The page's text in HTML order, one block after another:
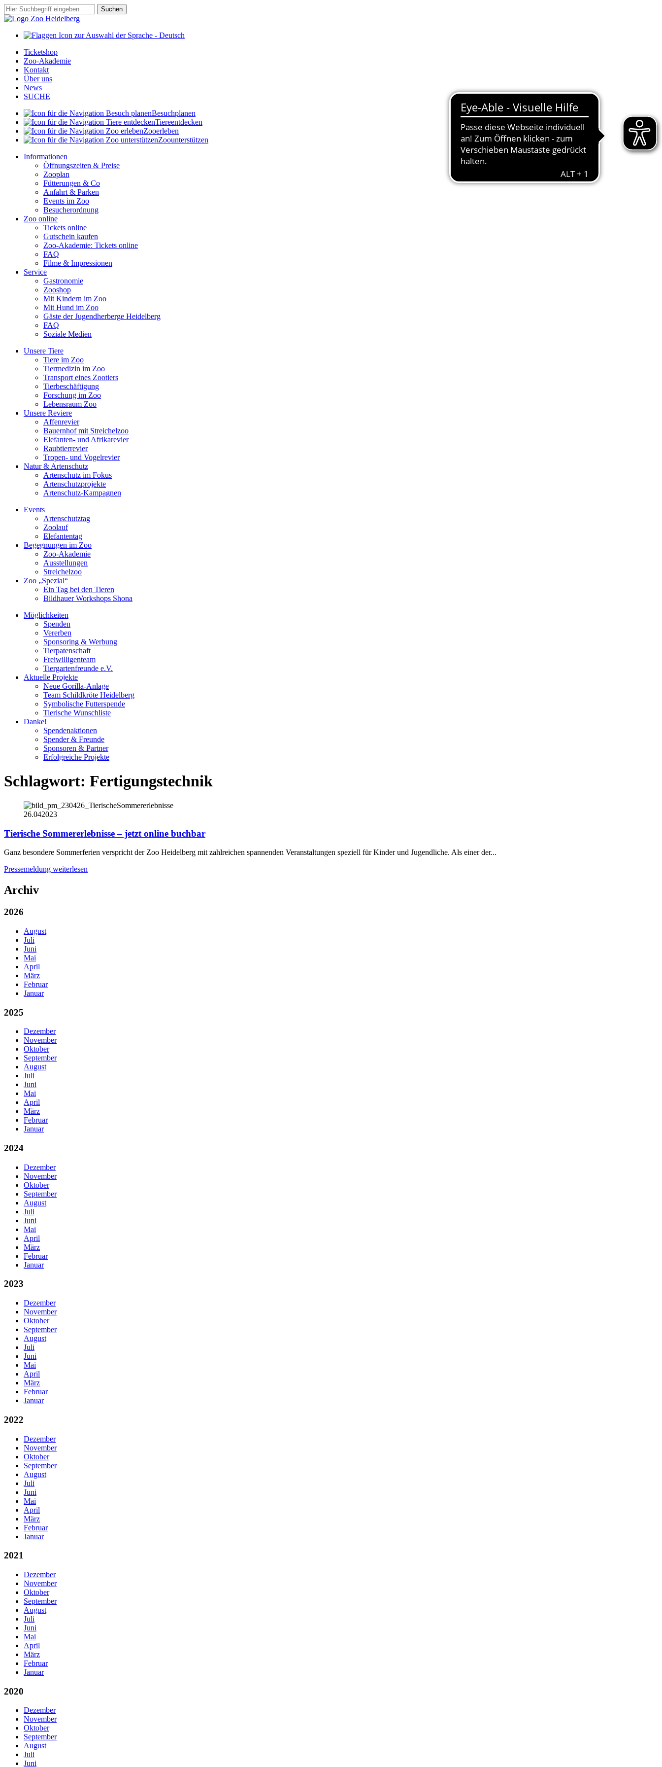
Zum
Hauptinhalt
springen
Suchbegriff Suchen
Ticketshop
Zoo-Akademie
Kontakt
Über uns
News
SUCHE
Besuchplanen
Tiereentdecken
Zooerleben
Zoounterstützen
Informationen
Öffnungszeiten & Preise
Zooplan
Fütterungen & Co
Anfahrt & Parken
Events im Zoo
Besucherordnung
Zoo online
Tickets online
Gutschein kaufen
Zoo-Akademie: Tickets online
FAQ
Filme & Impressionen
Service
Gastronomie
Zooshop
Mit Kindern im Zoo
Mit Hund im Zoo
Gäste der Jugendherberge Heidelberg
FAQ
Soziale Medien
Unsere Tiere
Tiere im Zoo
Tiermedizin im Zoo
Transport eines Zootiers
Tierbeschäftigung
Forschung im Zoo
Lebensraum Zoo
Unsere Reviere
Affenrevier
Bauernhof mit Streichelzoo
Elefanten- und Afrikarevier
Raubtierrevier
Tropen- und Vogelrevier
Natur & Artenschutz
Artenschutz im Fokus
Artenschutzprojekte
Artenschutz-Kampagnen
Events
Artenschutztag
Zoolauf
Elefantentag
Begegnungen im Zoo
Zoo-Akademie
Ausstellungen
Streichelzoo
Zoo „Spezial“
Ein Tag bei den Tieren
Bildhauer Workshops Shona
Möglichkeiten
Spenden
Vererben
Sponsoring & Werbung
Tierpatenschaft
Freiwilligenteam
Tiergartenfreunde e.V.
Aktuelle Projekte
Neue Gorilla-Anlage
Team Schildkröte Heidelberg
Symbolische Futterspende
Tierische Wunschliste
Danke!
Spendenaktionen
Spender & Freunde
Sponsoren & Partner
Erfolgreiche Projekte
Schlagwort: Fertigungstechnik
26.042023
Tierische Sommererlebnisse – jetzt online buchbar
Ganz besondere Sommerferien verspricht der Zoo Heidelberg mit zahlreichen spannenden Veranstaltungen speziell für Kinder und Jugendliche. Als einer der...
Pressemeldung weiterlesen
Archiv
2026
August
Juli
Juni
Mai
April
März
Februar
Januar
2025
Dezember
November
Oktober
September
August
Juli
Juni
Mai
April
März
Februar
Januar
2024
Dezember
November
Oktober
September
August
Juli
Juni
Mai
April
März
Februar
Januar
2023
Dezember
November
Oktober
September
August
Juli
Juni
Mai
April
März
Februar
Januar
2022
Dezember
November
Oktober
September
August
Juli
Juni
Mai
April
März
Februar
Januar
2021
Dezember
November
Oktober
September
August
Juli
Juni
Mai
April
März
Februar
Januar
2020
Dezember
November
Oktober
September
August
Juli
Juni